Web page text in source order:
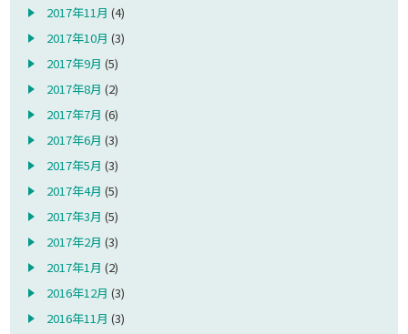
2017年11月 (4)
2017年10月 (3)
2017年9月 (5)
2017年8月 (2)
2017年7月 (6)
2017年6月 (3)
2017年5月 (3)
2017年4月 (5)
2017年3月 (5)
2017年2月 (3)
2017年1月 (2)
2016年12月 (3)
2016年11月 (3)